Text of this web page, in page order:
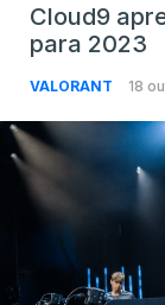
Cloud9
para 2023
VALORANT 18